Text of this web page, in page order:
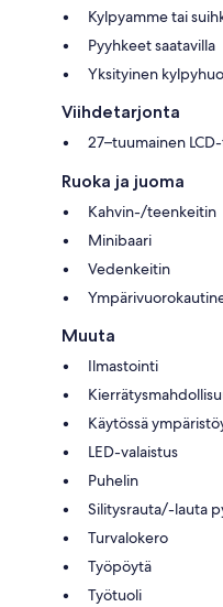
Kylpyamme tai
Pyyhkeet saatavilla
Yksityinen
Viihdetarjonta
27–tuumainen
Ruoka ja juoma
Kahvin-/teenkeitin
Minibaari
Vedenkeitin
Muuta
Ilmastointi
Käytössä
LED-valaistus
Puhelin
Silitysrauta/-lauta
Turvalokero
Työpöytä
Työtuoli